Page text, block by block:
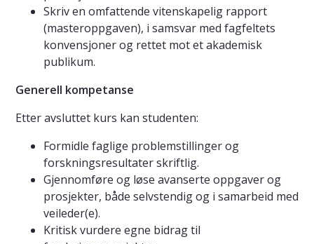
Skriv en omfattende vitenskapelig rapport
(masteroppgaven), i samsvar med fagfeltets
konvensjoner og rettet mot et akademisk
publikum.
Generell kompetanse
Etter avsluttet kurs kan studenten:
Formidle faglige problemstillinger og
forskningsresultater skriftlig.
Gjennomføre og løse avanserte oppgaver og
prosjekter, både selvstendig og i samarbeid med
veileder(e).
Kritisk vurdere egne bidrag til